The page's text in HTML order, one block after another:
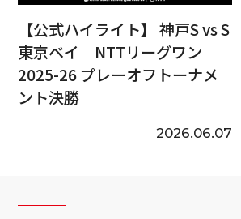
【公式ハイライト】 神戸S vs S
東京ベイ｜NTTリーグワン
2025-26 プレーオフトーナメ
ント決勝
2026.06.07